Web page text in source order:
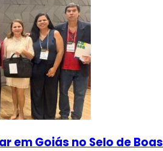
em Goiás no Selo de